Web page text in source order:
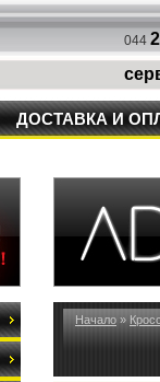
044
ДОСТАВКА И
Начало »